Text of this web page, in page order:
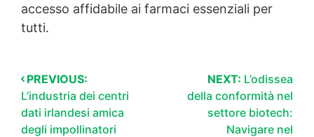
accesso affidabile ai farmaci essenziali per
tutti.
PREVIOUS:
L’industria dei centri
dati irlandesi amica
degli impollinatori
NEXT: L’odissea
della conformità nel
settore biotech:
Navigare nel